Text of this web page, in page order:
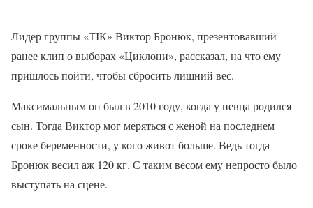
Лидер группы «ТІК» Виктор Бронюк, презентовавший
ранее клип о выборах «Циклони», рассказал, на что ему
пришлось пойти, чтобы сбросить лишний вес.
Максимальным он был в 2010 году, когда у певца родился
сын. Тогда Виктор мог меряться с женой на последнем
сроке беременности, у кого живот больше. Ведь тогда
Бронюк весил аж 120 кг. С таким весом ему непросто было
выступать на сцене.